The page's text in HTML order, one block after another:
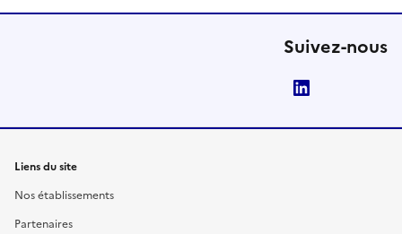
Suivez-nous
Liens du site
Nos établissements
Partenaires